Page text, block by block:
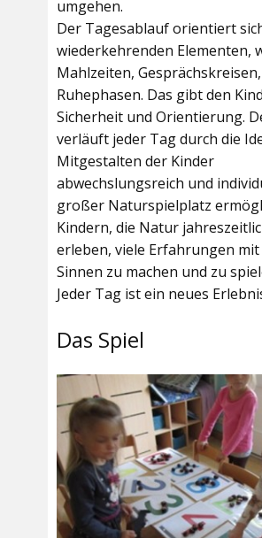
umgehen.
Der Tagesablauf orientiert
wiederkehrenden Elementen,
Mahlzeiten, Gesprächskreisen,
Ruhephasen. Das gibt den
Sicherheit und Orientierung.
verläuft jeder Tag durch die
Mitgestalten der Kinder
abwechslungsreich und
großer Naturspielplatz
Kindern, die Natur
erleben, viele Erfahrungen mit
Sinnen zu machen und zu
Jeder Tag ist ein neues
Das Spiel